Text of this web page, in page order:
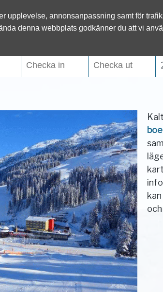
Österrike Italien
upplevelse, annonsanpassning samt för
denna webbplats godkänner du att vi